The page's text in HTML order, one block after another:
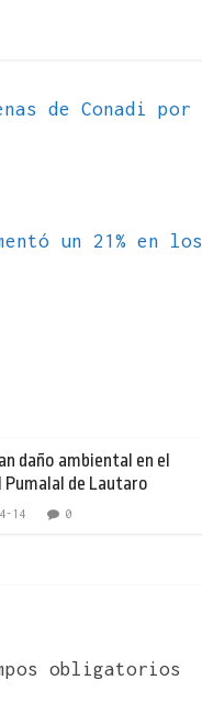
de Conadi por
un 21% en los
daño ambiental en el
Pumalal de Lautaro
14 0
obligatorios